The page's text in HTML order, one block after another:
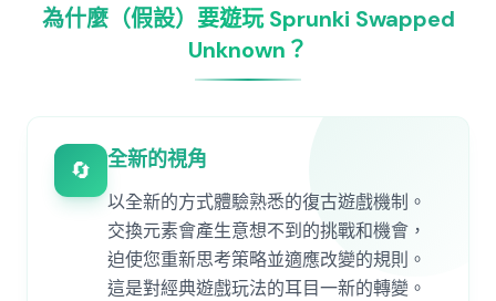
為什麼（假設）要遊玩 Sprunki Swapped
Unknown？
🔄 全新的視角
以全新的方式體驗熟悉的復古遊戲機制。
交換元素會產生意想不到的挑戰和機會，
迫使您重新思考策略並適應改變的規則。
這是對經典遊戲玩法的耳目一新的轉變。